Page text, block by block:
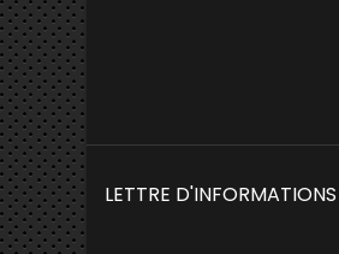
LETTRE D'INFORMATIONS